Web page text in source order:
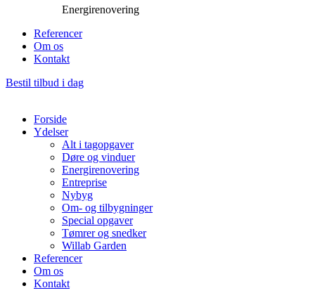
Energirenovering
Referencer
Om os
Kontakt
Bestil tilbud i dag
Forside
Ydelser
Alt i tagopgaver
Døre og vinduer
Energirenovering
Entreprise
Nybyg
Om- og tilbygninger
Special opgaver
Tømrer og snedker
Willab Garden
Referencer
Om os
Kontakt